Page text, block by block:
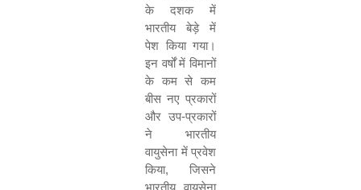
के दशक में
भारतीय बेड़े में
पेश किया गया।
इन वर्षों में विमानों
के कम से कम
बीस नए प्रकारों
और उप-प्रकारों
ने भारतीय
वायुसेना में प्रवेश
किया, जिसने
भारतीय वायुसेना